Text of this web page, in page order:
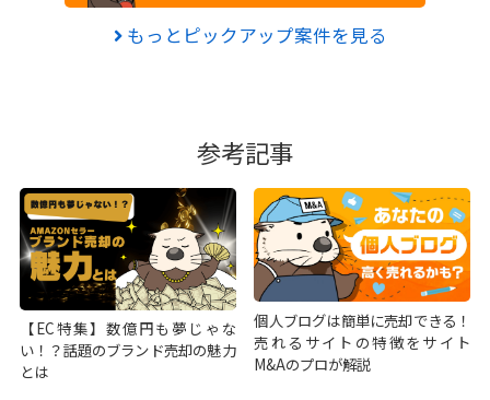
もっとピックアップ案件を見る
参考記事
【EC特集】数億円も夢じゃな
い！？話題のブランド売却の魅力
とは
個人ブログは簡単に売却できる！
売れるサイトの特徴をサイト
M&Aのプロが解説